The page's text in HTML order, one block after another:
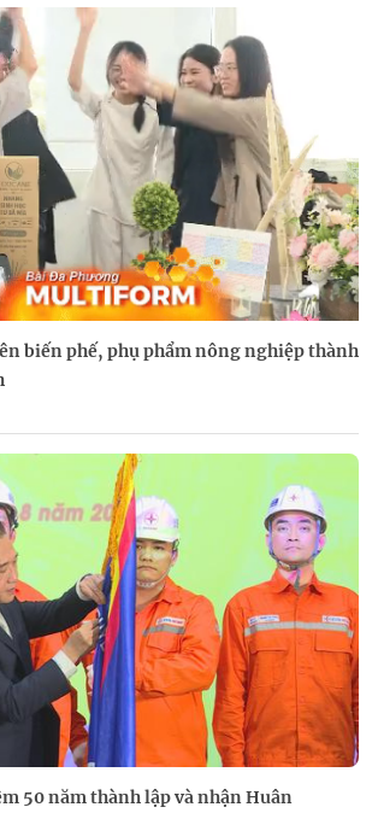
biến phế, phụ phẩm nông nghiệp thành
50 năm thành lập và nhận Huân